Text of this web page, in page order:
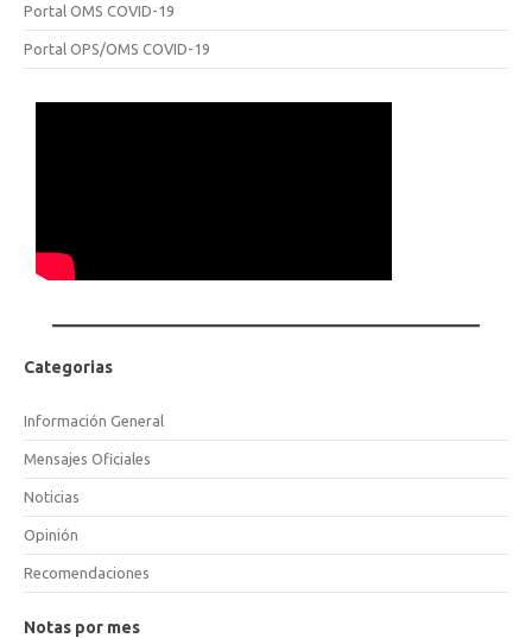
Portal OMS COVID-19
Portal OPS/OMS COVID-19
Categorias
Información General
Mensajes Oficiales
Noticias
Opinión
Recomendaciones
Notas por mes